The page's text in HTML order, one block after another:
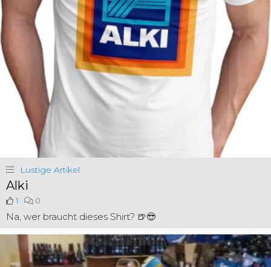
Lustige Artikel
Alki
1 0
Na, wer braucht dieses Shirt? 🍺😎